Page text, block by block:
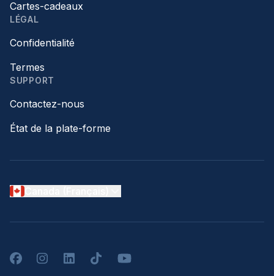
Cartes-cadeaux
LÉGAL
Confidentialité
Termes
SUPPORT
Contactez-nous
État de la plate-forme
FacebookInstagramLinkedInTikTokYouTube